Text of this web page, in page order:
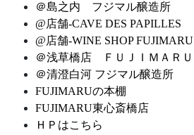
＠島之内 フジマル醸造所
@店舗-CAVE DES PAPILLES
@店舗-WINE SHOP FUJIMARU
＠浅草橋店 ＦＵＪＩＭＡＲＵ
＠清澄白河 フジマル醸造所
FUJIMARUの本棚
FUJIMARU東心斎橋店
ＨＰはこちら